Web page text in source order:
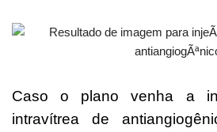
Caso o plano venha a
intravítrea de